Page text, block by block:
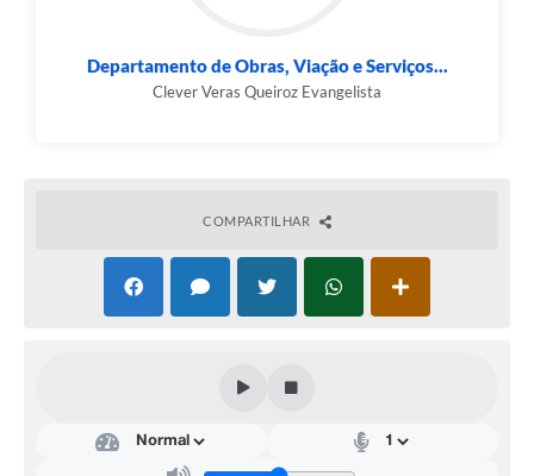
Departamento de Obras, Viação e Serviços...
Clever Veras Queiroz Evangelista
COMPARTILHAR